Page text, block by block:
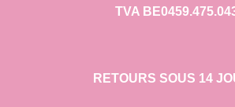
TVA
RETOURS SOUS 14